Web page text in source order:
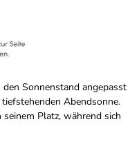
Sonnenstand angepasst
Abendsonne.
Platz, während sich